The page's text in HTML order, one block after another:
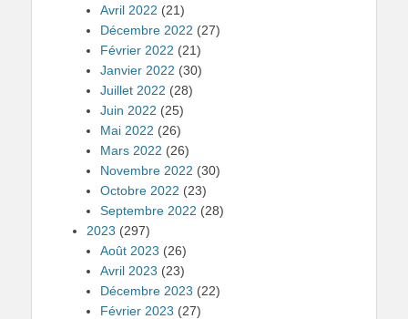
Avril 2022 (21)
Décembre 2022 (27)
Février 2022 (21)
Janvier 2022 (30)
Juillet 2022 (28)
Juin 2022 (25)
Mai 2022 (26)
Mars 2022 (26)
Novembre 2022 (30)
Octobre 2022 (23)
Septembre 2022 (28)
2023 (297)
Août 2023 (26)
Avril 2023 (23)
Décembre 2023 (22)
Février 2023 (27)